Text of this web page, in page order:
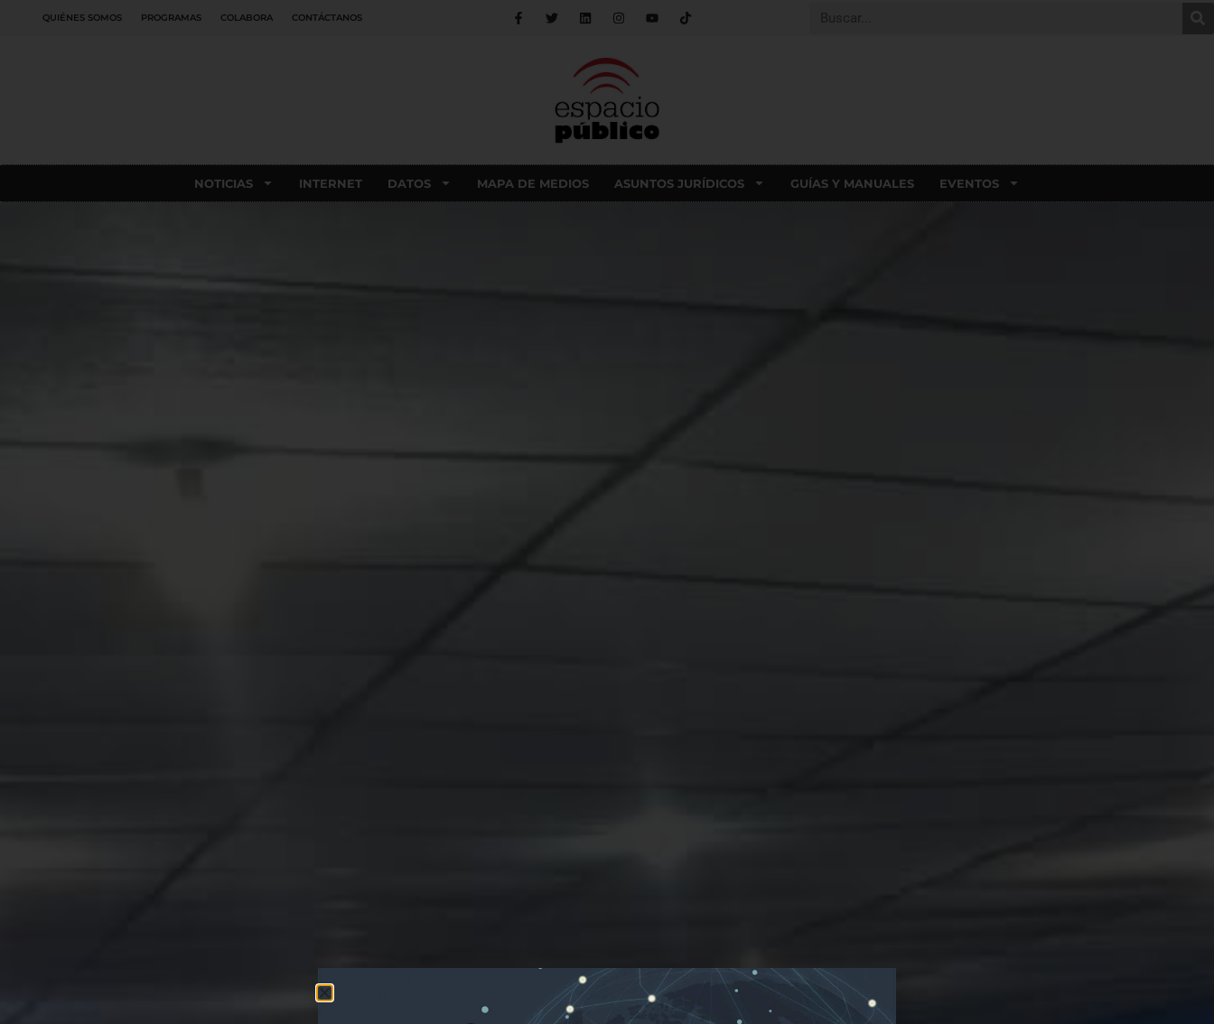
QUIÉNES SOMOS PROGRAMAS COLABORA CONTÁCTANOS
NOTICIAS INTERNET DATOS MAPA DE MEDIOS ASUNTOS JURÍDICOS GUÍAS Y MANUALES EVENTOS